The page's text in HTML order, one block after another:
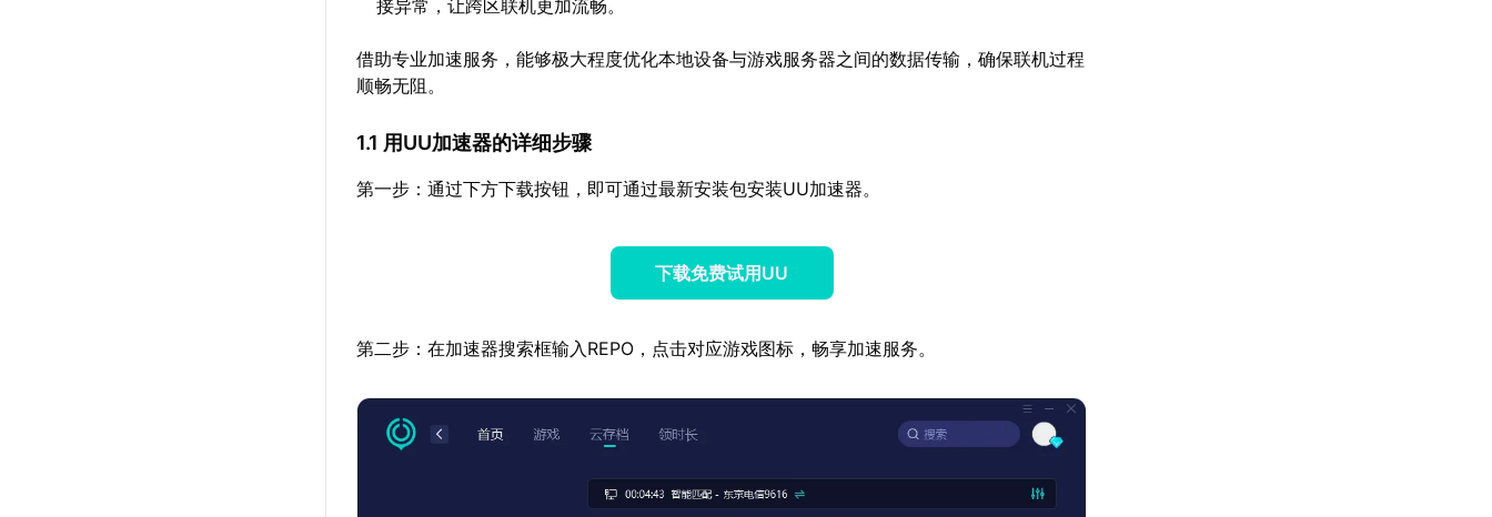
接异常，让跨区联机更加流畅。
借助专业加速服务，能够极大程度优化本地设备与游戏服务器之间的数据传输，确保联机过程
顺畅无阻。
1.1 用UU加速器的详细步骤
第一步：通过下方下载按钮，即可通过最新安装包安装UU加速器。
下载免费试用UU
第二步：在加速器搜索框输入REPO，点击对应游戏图标，畅享加速服务。